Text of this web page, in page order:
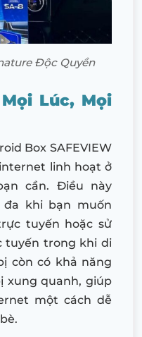
Độc Quyền
Lúc, Mọi
Box SAFEVIEW
linh hoạt ở
cần. Điều này
khi bạn muốn
tuyến hoặc sử
tuyến trong khi di
còn có khả năng
xung quanh, giúp
một cách dễ